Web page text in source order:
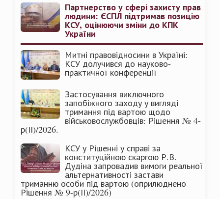
Партнерство у сфері захисту прав
людини: ЄСПЛ підтримав позицію
КСУ, оцінюючи зміни до КПК
України
Митні правовідносини в Україні:
КСУ долучився до науково-
практичної конференції
Застосування виключного
запобіжного заходу у вигляді
тримання під вартою щодо
військовослужбовців: Рішення № 4-
р(ІІ)/2026.
КСУ у Рішенні у справі за
конституційною скаргою Р.В.
Дудіна запровадив вимоги реальної
альтернативності застави
триманню особи під вартою (оприлюднено
Рішення № 9-р(ІІ)/2026)